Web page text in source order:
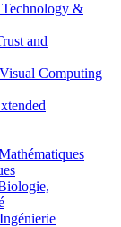
&
and
Computing